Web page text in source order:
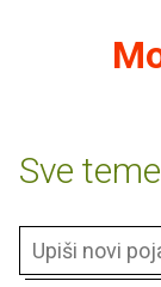
Sve teme